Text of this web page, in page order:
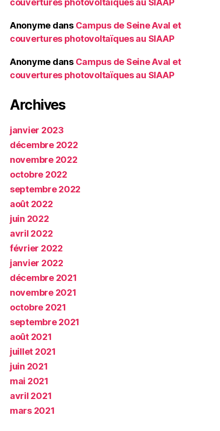
couvertures photovoltaïques au SIAAP
Anonyme dans Campus de Seine Aval et
couvertures photovoltaïques au SIAAP
Anonyme dans Campus de Seine Aval et
couvertures photovoltaïques au SIAAP
Archives
janvier 2023
décembre 2022
novembre 2022
octobre 2022
septembre 2022
août 2022
juin 2022
avril 2022
février 2022
janvier 2022
décembre 2021
novembre 2021
octobre 2021
septembre 2021
août 2021
juillet 2021
juin 2021
mai 2021
avril 2021
mars 2021